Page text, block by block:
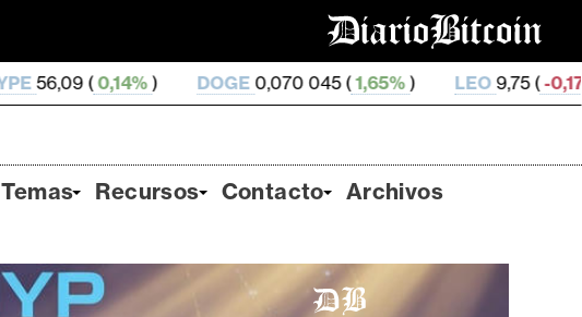
DOGE0,070 045 ( 1,65%) LEO9,75 (-0,17% ZEC
Temas Recursos Contacto Archivos